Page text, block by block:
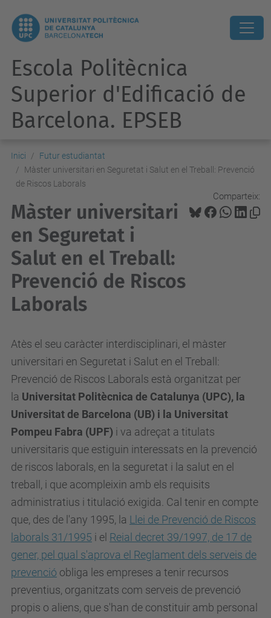
Escola Politècnica
Superior d'Edificació de
Barcelona. EPSEB
Inici
Futur estudiantat
Màster universitari en Seguretat i Salut en el Treball: Prevenció
de Riscos Laborals
Comparteix:
Màster universitari
en Seguretat i
Salut en el Treball:
Prevenció de Riscos
Laborals
Atès el seu caràcter interdisciplinari, el màster
universitari en Seguretat i Salut en el Treball:
Prevenció de Riscos Laborals està organitzat per
la Universitat Politècnica de Catalunya (UPC), la
Universitat de Barcelona (UB) i la Universitat
Pompeu Fabra (UPF) i va adreçat a titulats
universitaris que estiguin interessats en la prevenció
de riscos laborals, en la seguretat i la salut en el
treball, i que acompleixin amb els requisits
administratius i titulació exigida. Cal tenir en compte
que, des de l'any 1995, la Llei de Prevenció de Riscos
laborals 31/1995 i el Reial decret 39/1997, de 17 de
gener, pel qual s'aprova el Reglament dels serveis de
prevenció obliga les empreses a tenir recursos
preventius, organitzats com serveis de prevenció
propis o aliens, que s'han de constituir amb personal